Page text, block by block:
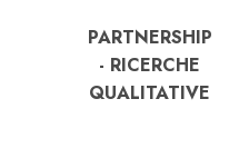
PARTNERSHIP
- RICERCHE
QUALITATIVE